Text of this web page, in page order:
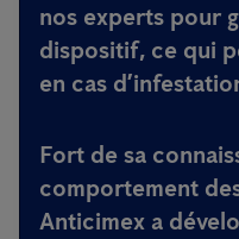
nos experts pour
dispositif, ce qui
en cas
Fort de sa
comportement
Anticimex a